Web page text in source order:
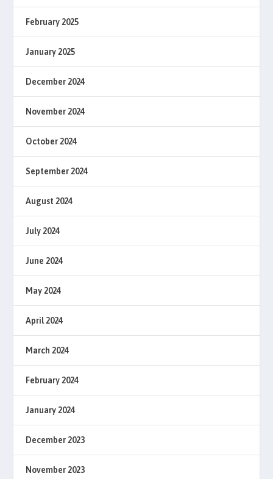
February 2025
January 2025
December 2024
November 2024
October 2024
September 2024
August 2024
July 2024
June 2024
May 2024
April 2024
March 2024
February 2024
January 2024
December 2023
November 2023